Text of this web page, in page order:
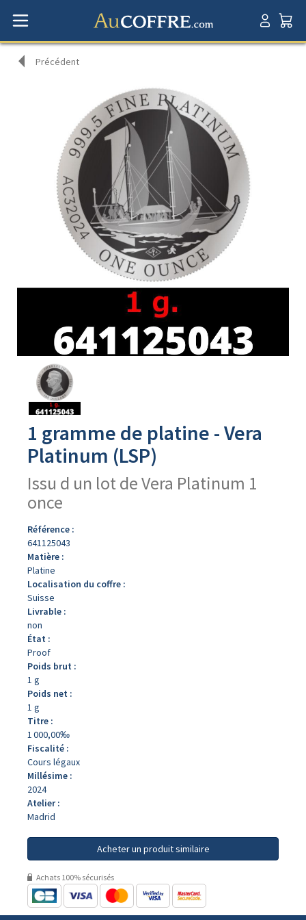
Précédent
produit
1 gramme de platine - Vera
Platinum (LSP)
Issu d un lot de Vera Platinum 1
once
Référence :
641125043
Matière :
Platine
Localisation du coffre :
Suisse
Livrable :
non
État :
Proof
Poids brut :
1 g
Poids net :
1 g
Titre :
1 000,00‰
Fiscalité :
Cours légaux
Millésime :
2024
Atelier :
Madrid
Acheter un produit similaire
Achats 100% sécurisés